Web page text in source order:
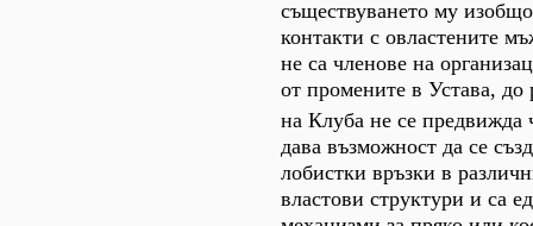
съществуването му
контакти с овластените
не са членове на
от промените в Устава, до
на Клуба не се предвижда
дава възможност да се
лобистки връзки в
властови структури и са